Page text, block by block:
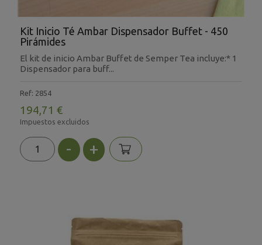
Kit Inicio Té Ambar Dispensador Buffet - 450
Pirámides
El kit de inicio Ambar Buffet de Semper Tea incluye:* 1
Dispensador para buff...
Ref: 2854
194,71 €
Impuestos excluidos
- +